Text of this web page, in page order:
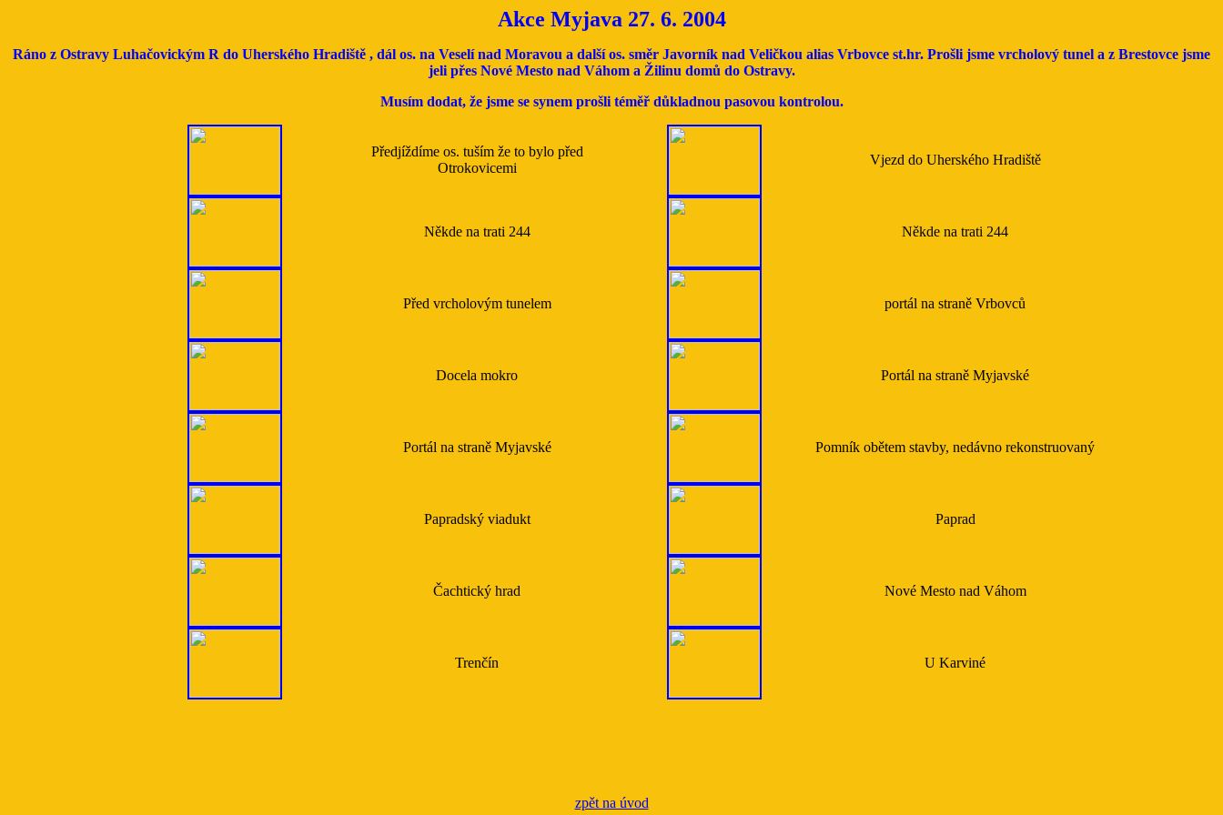
Akce Myjava 27. 6. 2004
Ráno z Ostravy Luhačovickým R do Uherského Hradiště , dál os. na Veselí nad Moravou a další os. směr Javorník nad Veličkou alias Vrbovce st.hr. Prošli jsme vrcholový tunel a z Brestovce jsme
jeli přes Nové Mesto nad Váhom a Žilinu domů do Ostravy.
Musím dodat, že jsme se synem prošli téměř důkladnou pasovou kontrolou.
Předjíždíme os. tuším že to bylo před
Otrokovicemi
Vjezd do Uherského Hradiště
Někde na trati 244 Někde na trati 244
Před vrcholovým tunelem portál na straně Vrbovců
Docela mokro Portál na straně Myjavské
Portál na straně Myjavské Pomník obětem stavby, nedávno rekonstruovaný
Papradský viadukt Paprad
Čachtický hrad Nové Mesto nad Váhom
Trenčín U Karviné
zpět na úvod